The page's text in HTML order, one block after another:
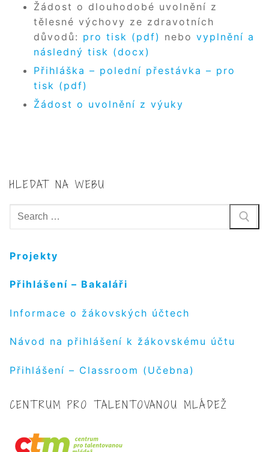
Žádost o dlouhodobé uvolnění z
tělesné výchovy ze zdravotních
důvodů: pro tisk (pdf) nebo vyplnění a
následný tisk (docx)
Přihláška – polední přestávka – pro
tisk (pdf)
Žádost o uvolnění z výuky
HLEDAT NA WEBU
Hledat:
Projekty
Přihlášení – Bakaláři
Informace o žákovských účtech
Návod na přihlášení k žákovskému účtu
Přihlášení – Classroom (Učebna)
CENTRUM PRO TALENTOVANOU MLÁDEŽ